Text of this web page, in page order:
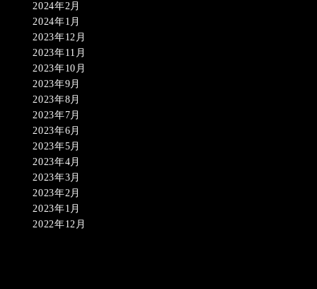
2024年2月
2024年1月
2023年12月
2023年11月
2023年10月
2023年9月
2023年8月
2023年7月
2023年6月
2023年5月
2023年4月
2023年3月
2023年2月
2023年1月
2022年12月